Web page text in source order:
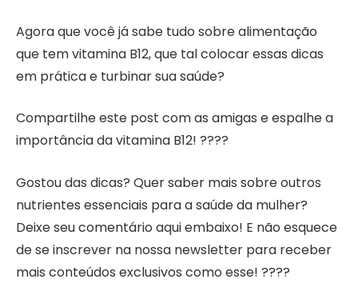
Agora que você já sabe tudo sobre alimentação
que tem vitamina B12, que tal colocar essas dicas
em prática e turbinar sua saúde?
Compartilhe este post com as amigas e espalhe a
importância da vitamina B12! ????
Gostou das dicas? Quer saber mais sobre outros
nutrientes essenciais para a saúde da mulher?
Deixe seu comentário aqui embaixo! E não esquece
de se inscrever na nossa newsletter para receber
mais conteúdos exclusivos como esse! ????